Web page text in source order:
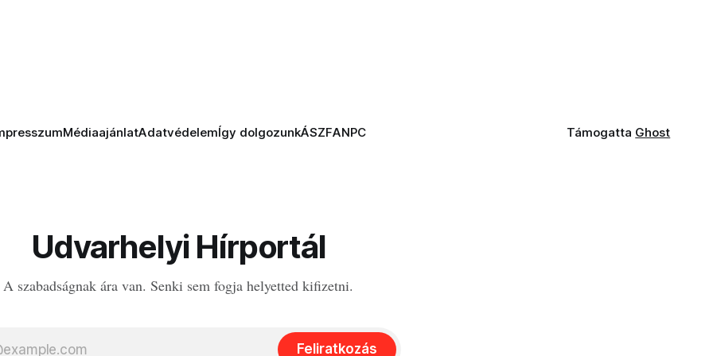
MédiaajánlatAdatvédelemÍgy dolgozunkÁSZFANPC Támogatta Ghost
Udvarhelyi Hírportál
A szabadságnak ára van. Senki sem fogja helyetted kifizetni.
Feliratkozás